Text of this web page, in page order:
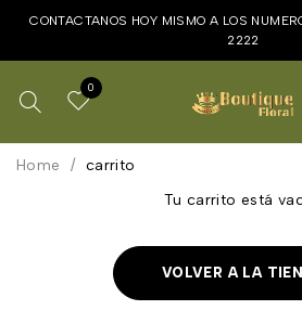
CONTACTANOS HOY MISMO A LOS
2222
0
Home / carrito
Tu carrito está
VOLVER A LA